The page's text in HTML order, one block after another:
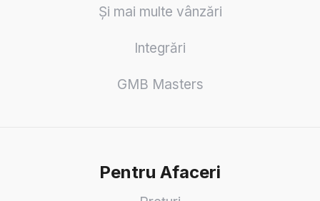
Și mai multe vânzări
Integrări
GMB Masters
Pentru Afaceri